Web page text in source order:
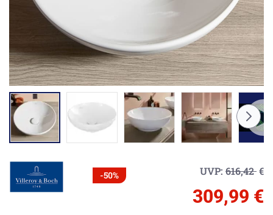
-50% UVP: 616,42€
309,99 €